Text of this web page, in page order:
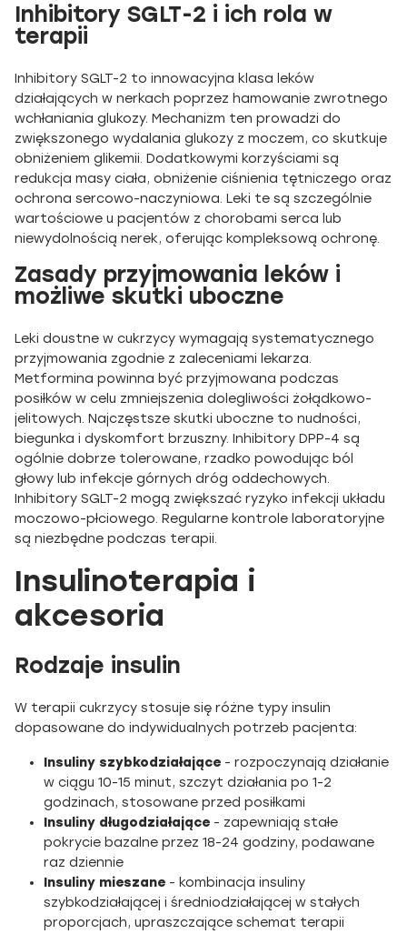
Inhibitory SGLT-2 i ich rola w
terapii
Inhibitory SGLT-2 to innowacyjna klasa leków
działających w nerkach poprzez hamowanie zwrotnego
wchłaniania glukozy. Mechanizm ten prowadzi do
zwiększonego wydalania glukozy z moczem, co skutkuje
obniżeniem glikemii. Dodatkowymi korzyściami są
redukcja masy ciała, obniżenie ciśnienia tętniczego oraz
ochrona sercowo-naczyniowa. Leki te są szczególnie
wartościowe u pacjentów z chorobami serca lub
niewydolnością nerek, oferując kompleksową ochronę.
Zasady przyjmowania leków i
możliwe skutki uboczne
Leki doustne w cukrzycy wymagają systematycznego
przyjmowania zgodnie z zaleceniami lekarza.
Metformina powinna być przyjmowana podczas
posiłków w celu zmniejszenia dolegliwości żołądkowo-
jelitowych. Najczęstsze skutki uboczne to nudności,
biegunka i dyskomfort brzuszny. Inhibitory DPP-4 są
ogólnie dobrze tolerowane, rzadko powodując ból
głowy lub infekcje górnych dróg oddechowych.
Inhibitory SGLT-2 mogą zwiększać ryzyko infekcji układu
moczowo-płciowego. Regularne kontrole laboratoryjne
są niezbędne podczas terapii.
Insulinoterapia i
akcesoria
Rodzaje insulin
W terapii cukrzycy stosuje się różne typy insulin
dopasowane do indywidualnych potrzeb pacjenta:
Insuliny szybkodziałające - rozpoczynają działanie
w ciągu 10-15 minut, szczyt działania po 1-2
godzinach, stosowane przed posiłkami
Insuliny długodziałające - zapewniają stałe
pokrycie bazalne przez 18-24 godziny, podawane
raz dziennie
Insuliny mieszane - kombinacja insuliny
szybkodziałającej i średniodziałającej w stałych
proporcjach, upraszczające schemat terapii